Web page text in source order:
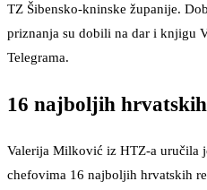
TZ Šibensko-kninske županije.
priznanja su dobili na dar i knjigu
Telegrama.
16 najboljih
Valerija Milković iz HTZ-a uručila
chefovima 16 najboljih hrvatskih